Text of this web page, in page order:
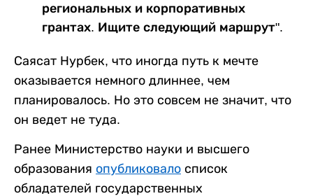
региональных и корпоративных
грантах. Ищите следующий маршрут".
Саясат Нурбек, что иногда путь к мечте
оказывается немного длиннее, чем
планировалось. Но это совсем не значит, что
он ведет не туда.
Ранее Министерство науки и высшего
образования опубликовало список
обладателей государственных